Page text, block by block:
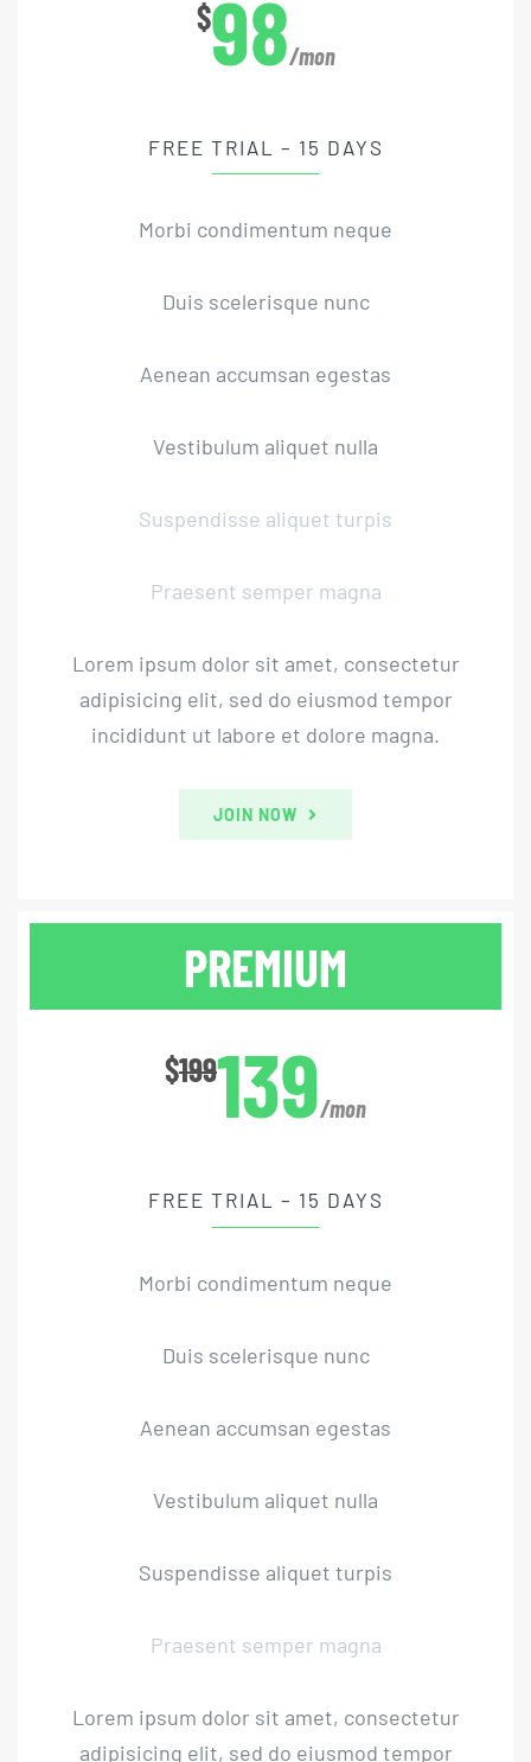
$98/mon
FREE TRIAL – 15 DAYS
Morbi condimentum neque
Duis scelerisque nunc
Aenean accumsan egestas
Vestibulum aliquet nulla
Suspendisse aliquet turpis
Praesent semper magna
Lorem ipsum dolor sit amet, consectetur
adipisicing elit, sed do eiusmod tempor
incididunt ut labore et dolore magna.
JOIN NOW
PREMIUM
$199139/mon
FREE TRIAL – 15 DAYS
Morbi condimentum neque
Duis scelerisque nunc
Aenean accumsan egestas
Vestibulum aliquet nulla
Suspendisse aliquet turpis
Praesent semper magna
Lorem ipsum dolor sit amet, consectetur
adipisicing elit, sed do eiusmod tempor